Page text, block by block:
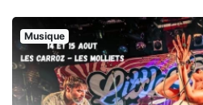
Musique